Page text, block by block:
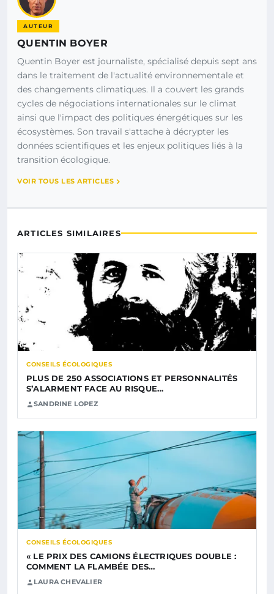
AUTEUR
QUENTIN BOYER
Quentin Boyer est journaliste, spécialisé depuis sept ans
dans le traitement de l'actualité environnementale et
des changements climatiques. Il a couvert les grands
cycles de négociations internationales sur le climat
ainsi que l'impact des politiques énergétiques sur les
écosystèmes. Son travail s'attache à décrypter les
données scientifiques et les enjeux politiques liés à la
transition écologique.
VOIR TOUS LES ARTICLES
ARTICLES SIMILAIRES
CONSEILS ÉCOLOGIQUES
PLUS DE 250 ASSOCIATIONS ET PERSONNALITÉS
S’ALARMENT FACE AU RISQUE…
SANDRINE LOPEZ
CONSEILS ÉCOLOGIQUES
« LE PRIX DES CAMIONS ÉLECTRIQUES DOUBLE :
COMMENT LA FLAMBÉE DES…
LAURA CHEVALIER